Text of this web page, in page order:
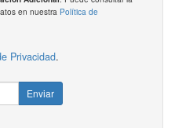
en nuestra Política de
Privacidad.
Enviar